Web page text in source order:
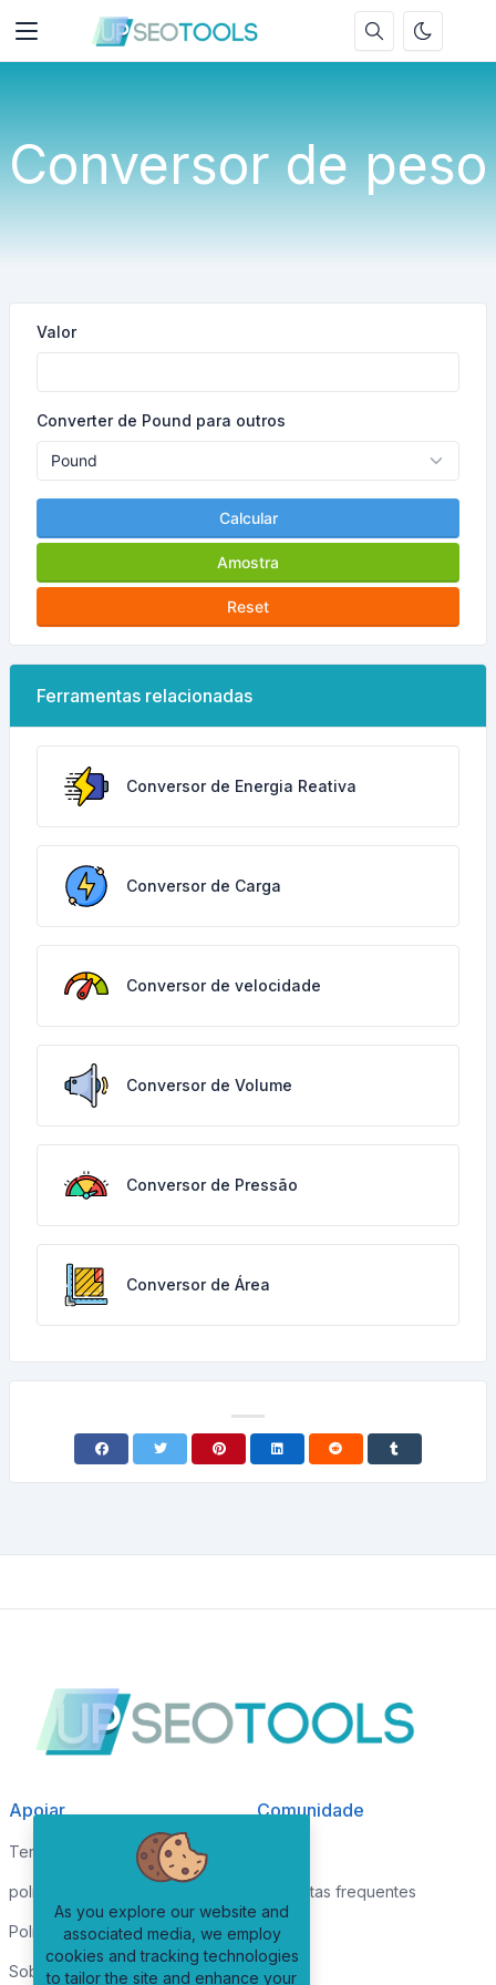
Conversor de peso
Valor
Converter de Pound para outros
Calcular
Amostra
Reset
Ferramentas relacionadas
Conversor de Energia Reativa
Conversor de Carga
Conversor de velocidade
Conversor de Volume
Conversor de Pressão
Conversor de Área
Apoiar
Termos de serviços
política de Privacidade
Política de Cookies
Sobre nós
Comunidade
Perguntas frequentes
As you explore our website and
associated media, we employ
cookies and tracking technologies
to tailor the site and enhance your